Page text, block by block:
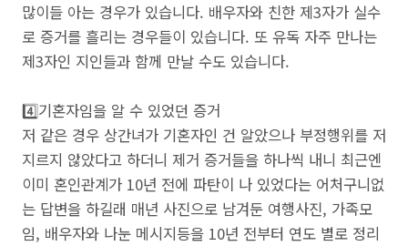
많이들 아는 경우가 있습니다. 배우자와 친한 제3자가 실수
로 증거를 흘리는 경우들이 있습니다. 또 유독 자주 만나는
제3자인 지인들과 함께 만날 수도 있습니다.
4️⃣기혼자임을 알 수 있었던 증거
저 같은 경우 상간녀가 기혼자인 건 알았으나 부정행위를 저
지르지 않았다고 하더니 제거 증거들을 하나씩 내니 최근엔
이미 혼인관계가 10년 전에 파탄이 나 있었다는 어처구니없
는 답변을 하길래 매년 사진으로 남겨둔 여행사진, 가족모
임, 배우자와 나눈 메시지등을 10년 전부터 연도 별로 정리